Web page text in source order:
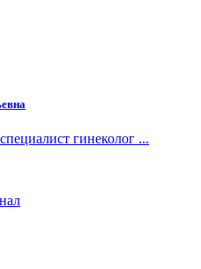
гинеколог ...